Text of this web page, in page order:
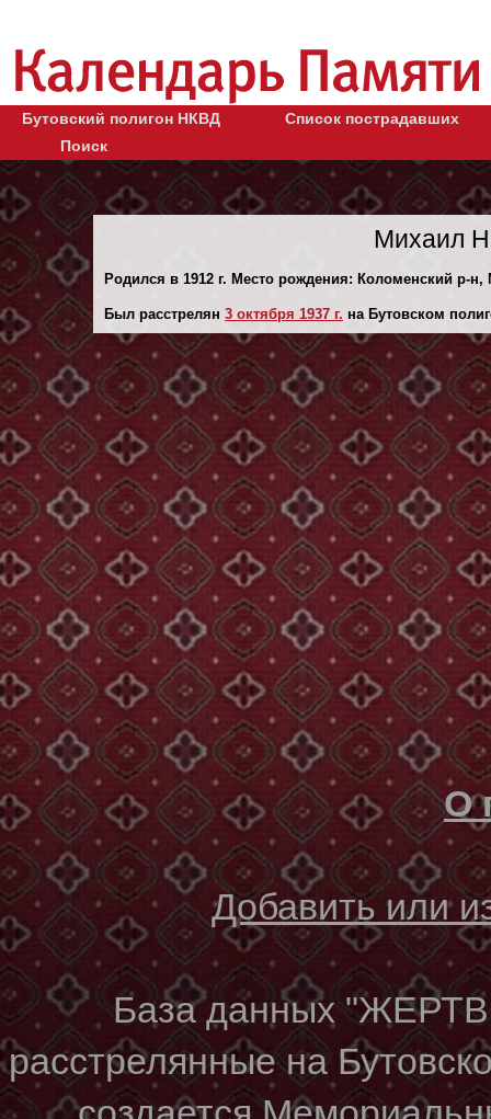
Бутовский полигон НКВД
Список пострадавших
Поиск
Михаил
Родился в 1912 г. Место рождения: Коломенский р-
Был расстрелян 3 октября 1937 г. на Бутовском
О
Добавить или
База данных
расстрелянные на